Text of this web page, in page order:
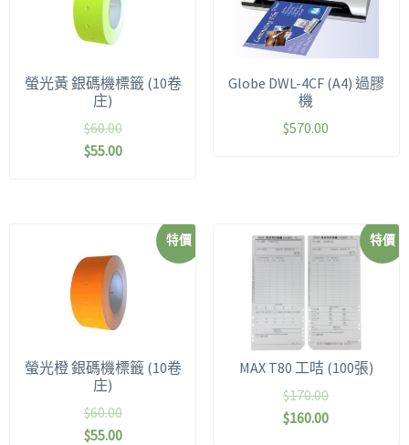
螢光黃 銀碼機標籤 (10卷
庄)
$60.00
$55.00
Globe DWL-4CF (A4) 過膠
機
$570.00
特價
螢光橙 銀碼機標籤 (10卷
庄)
$60.00
$55.00
特價
MAX T80 工咭 (100張)
$170.00
$160.00